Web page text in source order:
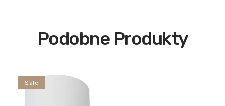
Podobne Produkty
Sale